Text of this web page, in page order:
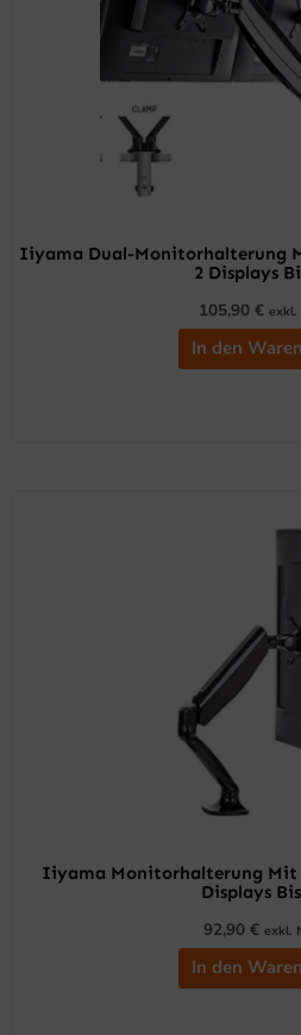
Iiyama Dual-Monitorhalterung
2 Displays
105,90 € exkl.
In den
Iiyama Monitorhalterung Mit
Displays
92,90 € exkl.
In den